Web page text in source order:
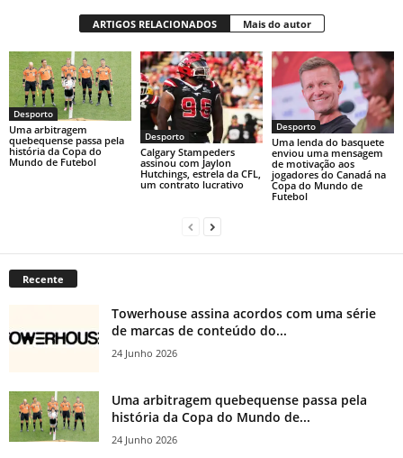
ARTIGOS RELACIONADOS Mais do autor
Desporto
Uma arbitragem
quebequense passa pela
história da Copa do
Mundo de Futebol
Desporto
Calgary Stampeders
assinou com Jaylon
Hutchings, estrela da CFL,
um contrato lucrativo
Desporto
Uma lenda do basquete
enviou uma mensagem
de motivação aos
jogadores do Canadá na
Copa do Mundo de
Futebol
Recente
Towerhouse assina acordos com uma série
de marcas de conteúdo do...
24 Junho 2026
Uma arbitragem quebequense passa pela
história da Copa do Mundo de...
24 Junho 2026